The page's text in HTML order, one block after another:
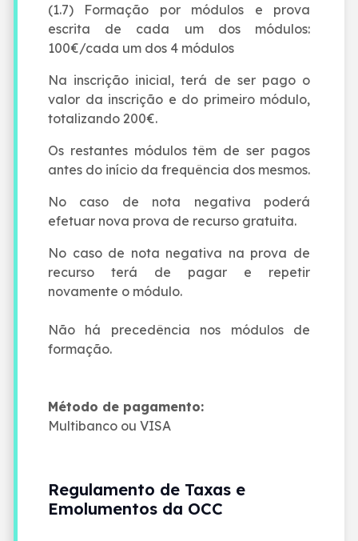
(1.7) Formação por módulos e prova
escrita de cada um dos módulos:
100€/cada um dos 4 módulos
Na inscrição inicial, terá de ser pago o
valor da inscrição e do primeiro módulo,
totalizando 200€.
Os restantes módulos têm de ser pagos
antes do início da frequência dos mesmos.
No caso de nota negativa poderá
efetuar nova prova de recurso gratuita.
No caso de nota negativa na prova de
recurso terá de pagar e repetir
novamente o módulo.
Não há precedência nos módulos de
formação.
Método de pagamento:
Multibanco ou VISA
Regulamento de Taxas e
Emolumentos da OCC